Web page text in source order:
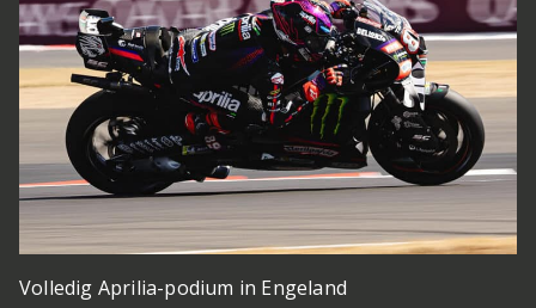
Volledig Aprilia-podium in Engeland